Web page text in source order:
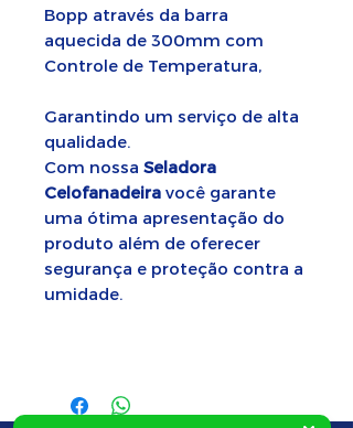
Bopp através da barra
aquecida de 300mm com
Controle de Temperatura,
Garantindo um serviço de alta
qualidade.
Com nossa Seladora
Celofanadeira você garante
uma ótima apresentação do
produto além de oferecer
segurança e proteção contra a
umidade.